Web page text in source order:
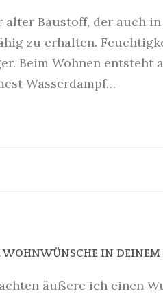
Baustoff, der auch
zu erhalten.
Beim Wohnen entsteht
Wasserdampf…
WOHNWÜNSCHE IN DEINEM
äußere ich einen